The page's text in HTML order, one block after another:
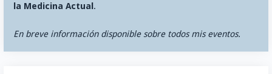
la Medicina Actual .
En breve información disponible sobre todos mis eventos.